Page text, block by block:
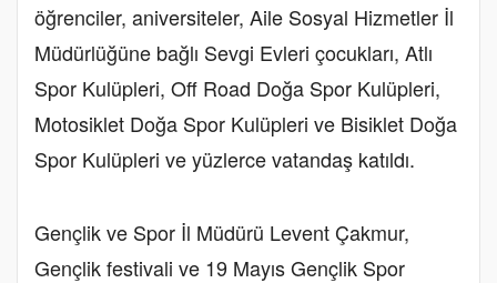
öğrenciler, aniversiteler, Aile Sosyal Hizmetler İl
Müdürlüğüne bağlı Sevgi Evleri çocukları, Atlı
Spor Kulüpleri, Off Road Doğa Spor Kulüpleri,
Motosiklet Doğa Spor Kulüpleri ve Bisiklet Doğa
Spor Kulüpleri ve yüzlerce vatandaş katıldı.
Gençlik ve Spor İl Müdürü Levent Çakmur,
Gençlik festivali ve 19 Mayıs Gençlik Spor